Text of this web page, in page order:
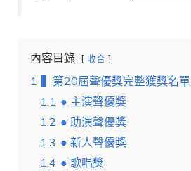
內容目錄 收合
1
▍第20屆聲優獎完整獲獎名單
1.1 ● 主演聲優獎
1.2 ● 助演聲優獎
1.3 ● 新人聲優獎
1.4 ● 歌唱獎